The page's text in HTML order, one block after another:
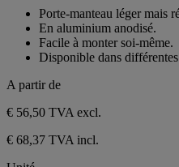
avis
étoiles.
avis
Porte-manteau léger mais
En aluminium anodisé.
Facile à monter soi-même.
Disponible dans
A partir de
€ 56,50 TVA excl.
€ 68,37 TVA incl.